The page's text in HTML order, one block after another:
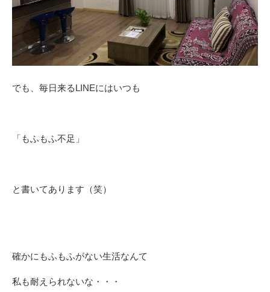
でも、毎日来るLINEにはいつも
「もふもふ不足」
と書いてあります（笑）
確かにもふもふがない生活なんて
私も耐えられないな・・・